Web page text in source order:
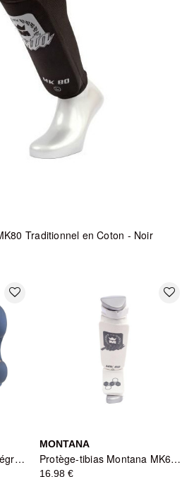
Traditionnel en Coton - Noir
favorite_border
Casque de Protection Intégral Montana FACESHIELD PROTECTOR NewCode
favorite_border
MONTANA
Protège-tibias Montana MK60 Shin in Step - Blanc
16,98 €